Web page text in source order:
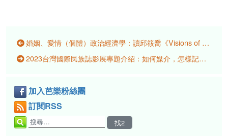
婚姻、愛情（個體）政治經濟學：讀邱筱喬《Visions of Marriage: Politics and Family on Kinmen, 1920–2020》
2023台灣國際民族誌影展專題介紹：如何媒介，怎樣記憶？尋找身分與歷史軌跡的影像行動
加入芭樂粉絲團
訂閱RSS